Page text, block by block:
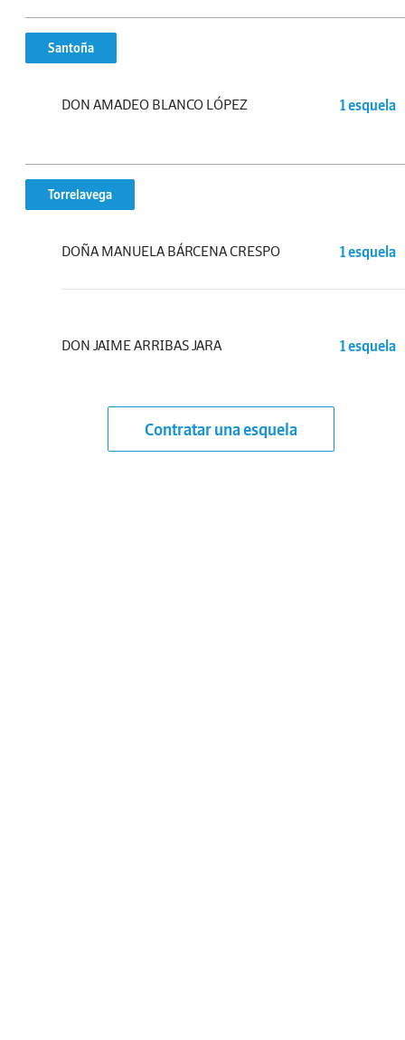
Santoña
DON AMADEO BLANCO LÓPEZ 1 esquela
Torrelavega
DOÑA MANUELA BÁRCENA CRESPO 1 esquela
DON JAIME ARRIBAS JARA 1 esquela
Contratar una esquela